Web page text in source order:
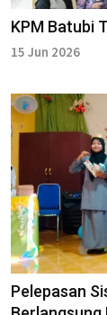
KPM Batubi
15 Jun 2026
Pelepasan